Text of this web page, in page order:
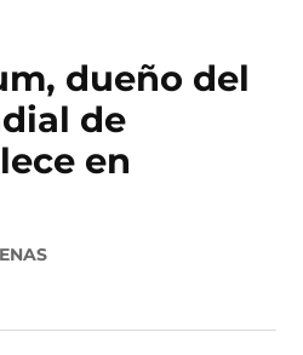
dueño del
de
en